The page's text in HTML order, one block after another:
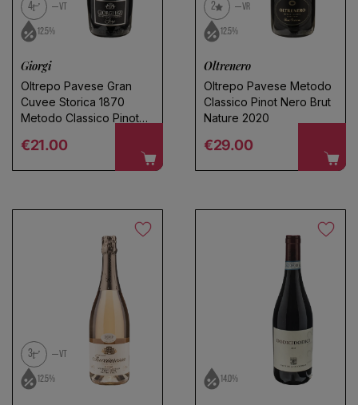
4 VT
12.5%
Giorgi
Oltrepo Pavese Gran
Cuvee Storica 1870
Metodo Classico Pinot
Regular price
€21.00
2 VR
12.5%
Oltrenero
Oltrepo Pavese Metodo
Classico Pinot Nero Brut
Nature 2020
Regular price
€29.00
3 VT
12.5% 14.0%